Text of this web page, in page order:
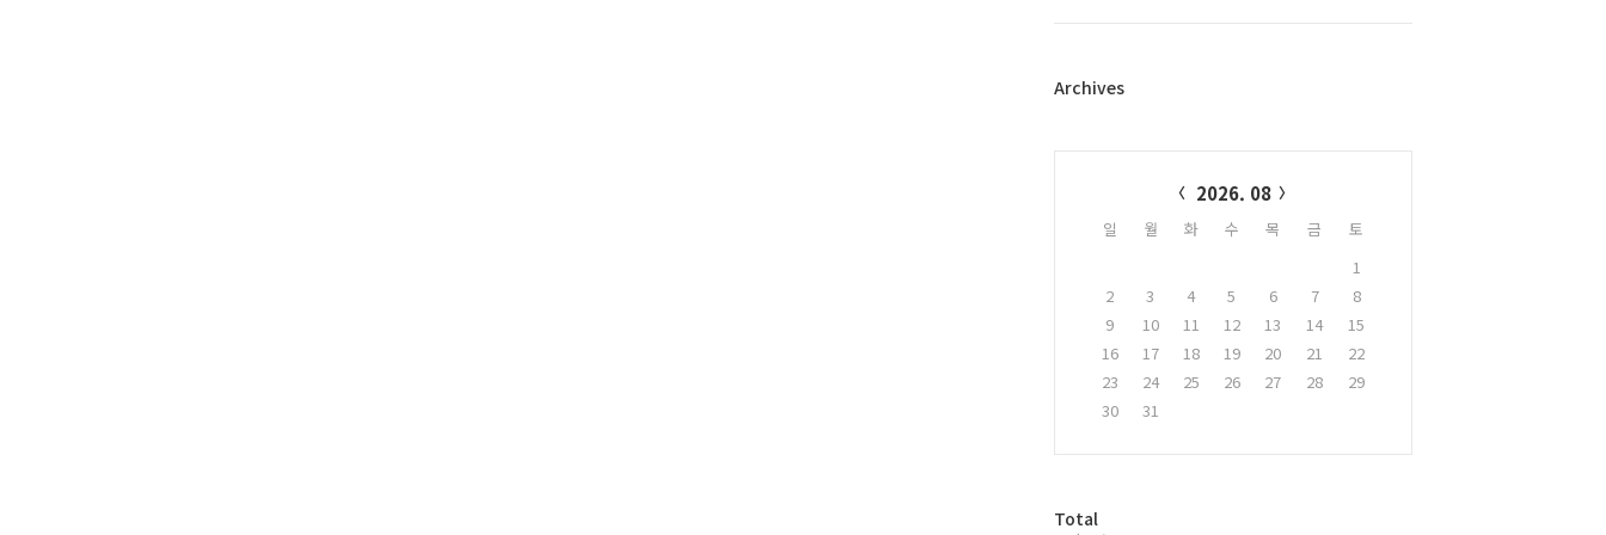
플
Archives
2026. 08
일 월 화 수 목 금
토
1
2
3 4 5 6 7
8
9
10 11 12 13 14
15
16
17 18 19 20 21
22
23
24 25 26 27 28
29
30
31
방
Total